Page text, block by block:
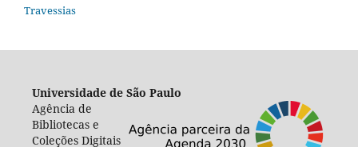
Travessias
Universidade de São Paulo
Agência de
Bibliotecas e
Coleções Digitais